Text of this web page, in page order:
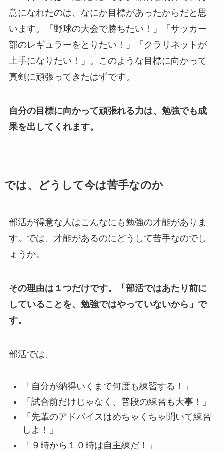
意になれたのは、なにか目標があったからだと思
います。「野球の大会で勝ちたい！」「サッカー
部のレギュラーをとりたい！」「クラリネットが
上手になりたい！」。このような目標に向かって
真剣に頑張ってきたはずです。
自分の目標に向かって頑張れる力は、勉強でも成
果を出してくれます。
では、どうして今は苦手なのか
部活が得意な人はこんなにも勉強の才能がありま
す。では、才能があるのにどうして苦手なのでし
ょうか。
その理由は１つだけです。「部活ではあたり前に
していることを、勉強ではやっていないから」で
す。
部活では、
「自分が納得いくまで何度も練習する！」
「試合前だけじゃなく、普段の練習も大事！」
「先輩のアドバイスはめちゃくちゃ聞いて練習
しよ！」
「９時から１０時は自主練だ！」